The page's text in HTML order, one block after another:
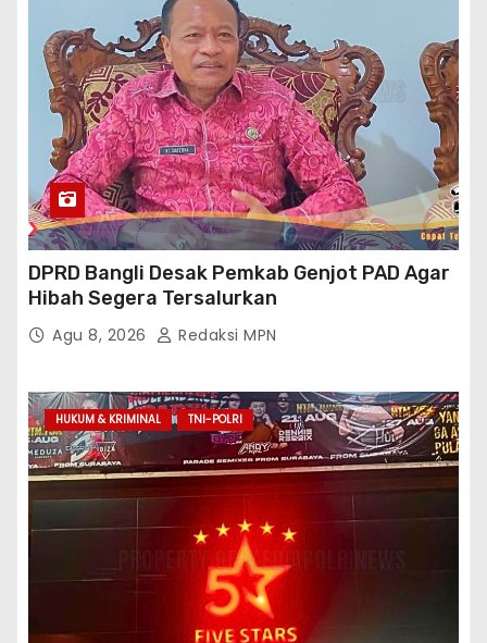
DPRD Bangli Desak Pemkab Genjot PAD Agar
Hibah Segera Tersalurkan
Agu 8, 2026 Redaksi MPN
HUKUM & KRIMINAL TNI-POLRI